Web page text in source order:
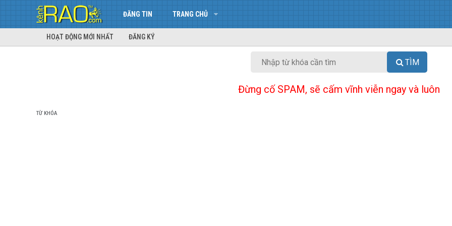
ĐĂNG TIN TRANG CHỦ
HOẠT ĐỘNG MỚI NHẤT ĐĂNG KÝ
TÌM
Đừng cố SPAM, sẽ cấm vĩnh viễn ngay và luôn
TỪ KHÓA